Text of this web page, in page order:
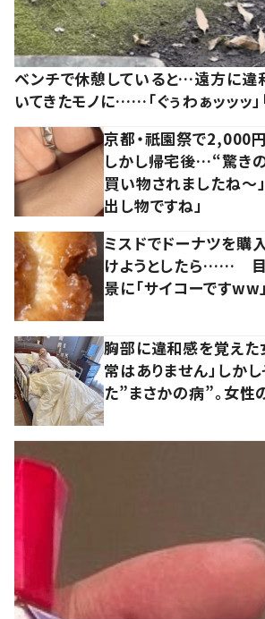
ベンチで休憩していると…遠方に違
いてきたモノに……「ぐぅわぁッッッ」
京都・祇園祭で2,000
しかし帰宅後…“驚き
買い物されましたね～」
出し物ですね」
ミスドでドーナツを購
けようとしたら……
景に「サイコーですww
胸部に違和感を覚えた
常はありません」しか
た”まさかの病”。女性